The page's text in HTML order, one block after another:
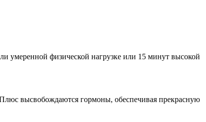
умеренной физической нагрузке или 15 минут высокой
Плюс высвобождаются гормоны, обеспечивая прекрасную